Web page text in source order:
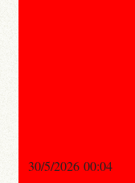
30/5/2026 00:04